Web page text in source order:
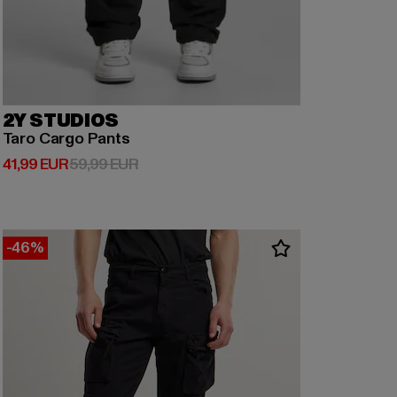
2Y STUDIOS
Taro Cargo Pants
41,99 EUR
Derzeitiger Preis: 41,99 EUR
59,99 EURAktionspreis: 59,99 EUR
-46%